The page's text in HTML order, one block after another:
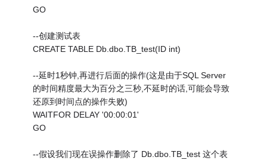
GO
--创建测试表
CREATE TABLE Db.dbo.TB_test(ID int)
--延时1秒钟,再进行后面的操作(这是由于SQL Server
的时间精度最大为百分之三秒,不延时的话,可能会导致
还原到时间点的操作失败)
WAITFOR DELAY '00:00:01'
GO
--假设我们现在误操作删除了 Db.dbo.TB_test 这个表